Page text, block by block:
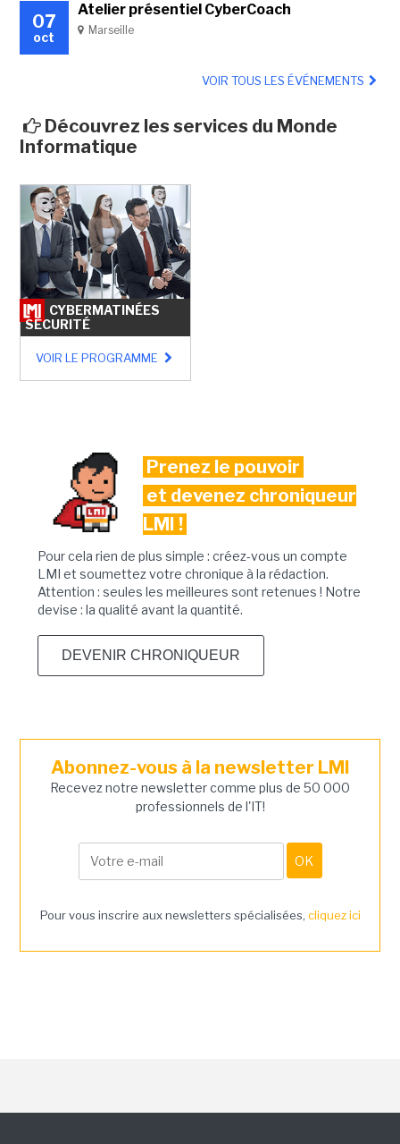
07
oct
Atelier présentiel CyberCoach
Marseille
VOIR TOUS LES ÉVÉNEMENTS
Découvrez les services du Monde
Informatique
CYBERMATINÉES
SÉCURITÉ
VOIR LE PROGRAMME
Prenez le pouvoir
et devenez chroniqueur
LMI !
Pour cela rien de plus simple : créez-vous un compte
LMI et soumettez votre chronique à la rédaction.
Attention : seules les meilleures sont retenues ! Notre
devise : la qualité avant la quantité.
DEVENIR CHRONIQUEUR
Abonnez-vous à la newsletter LMI
Recevez notre newsletter comme plus de 50 000
professionnels de l'IT!
Pour vous inscrire aux newsletters spécialisées, cliquez ici